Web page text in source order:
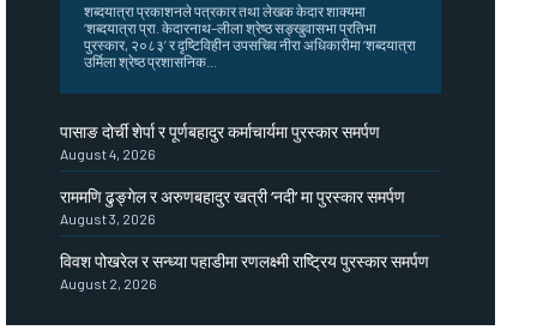
शब्दयात्रा प्रकाशनले पत्रकार तथा लेखक केदार शाक्यमा
‘शब्दयात्रा प्रा. केदारनाथ–लीला श्रेष्ठ सङ्खुवासभा प्रतिभा
पुरस्कार, २०८३’ र दृष्टिविहीन उपसचिव नीरा अधिकारीमा ‘शब्दयात्रा
उर्मिला श्रेष्ठ प्रशासनिक...
पासाङ दोर्ची शेर्पा र पूर्णबहादुर कर्माचार्यमा पुरस्कार समर्पण
August 4, 2026
राममणि ढुङ्गेल र अरुणबहादुर खत्री ‘नदी’ मा पुरस्कार समर्पण
August 3, 2026
विवश पोखरेल र सन्ध्या पहाडीमा रणलक्ष्मी राष्ट्रिय पुरस्कार समर्पण
August 2, 2026